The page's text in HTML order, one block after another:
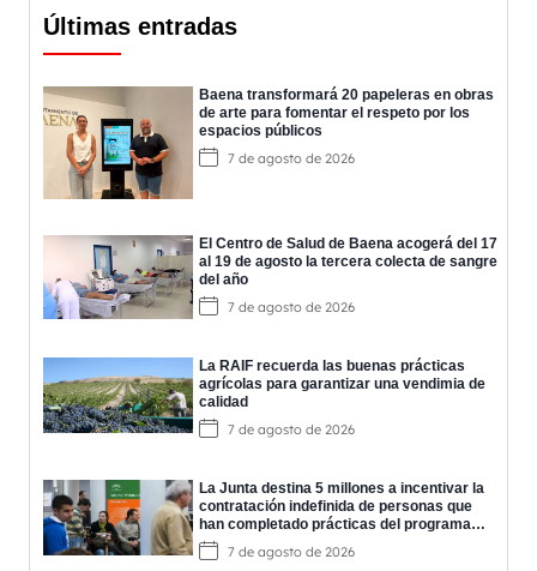
Últimas entradas
Baena transformará 20 papeleras en obras
de arte para fomentar el respeto por los
espacios públicos
7 de agosto de 2026
El Centro de Salud de Baena acogerá del 17
al 19 de agosto la tercera colecta de sangre
del año
7 de agosto de 2026
La RAIF recuerda las buenas prácticas
agrícolas para garantizar una vendimia de
calidad
7 de agosto de 2026
La Junta destina 5 millones a incentivar la
contratación indefinida de personas que
han completado prácticas del programa
EPES
7 de agosto de 2026